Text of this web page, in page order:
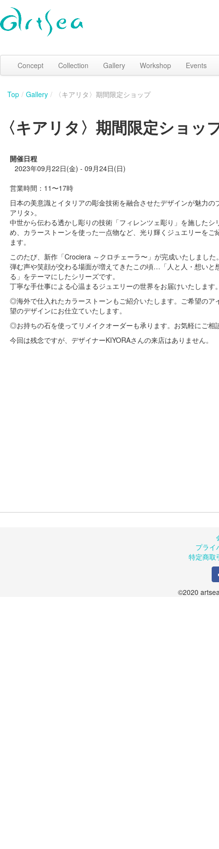
Concept Collection Gallery Workshop Events
Top / Gallery / 〈キアリタ〉期間限定ショップ
〈キアリタ〉期間限定ショッ
開催日程
2023年09月22日(金) - 09月24日(日)
営業時間：11〜17時
日本の美意識とイタリアの彫金技術を融合させたデザインが魅力の
アリタ>。
中世から伝わる透かし彫りの技術「フィレンツェ彫り」を施したシ
め、カラーストーンを使った一点物など、光り輝くジュエリーをご
ます。
このたび、新作「Crociera ～クロチェーラ〜」が完成いたしました
弾む声や笑顔が交わる場面が増えてきたこの頃…「人と人・想いと
る」をテーマにしたシリーズです。
丁寧な手仕事による心温まるジュエリーの世界をお届けいたします
◎海外で仕入れたカラーストーンもご紹介いたします。ご希望のア
望のデザインにお仕立ていたします。
◎お持ちの石を使ってリメイクオーダーも承ります。お気軽にご相
今回は残念ですが、デザイナーKIYORAさんの来店はありません。
プライ
特定商取
©2020